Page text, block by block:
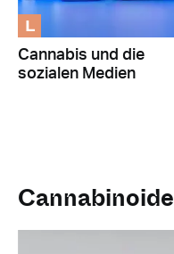
L
Cannabis und die
sozialen Medien
Cannabinoide